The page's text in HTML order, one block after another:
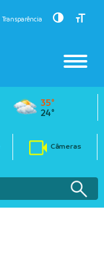
Transparência Toggle
35°
24°
Câmeras